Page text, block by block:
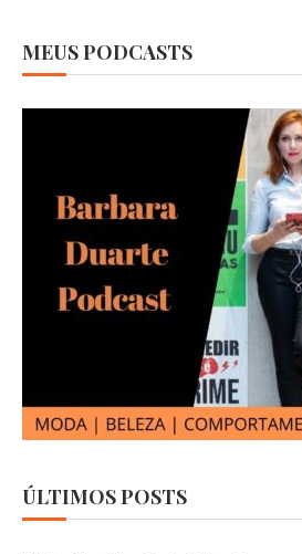
MEUS PODCASTS
ÚLTIMOS POSTS